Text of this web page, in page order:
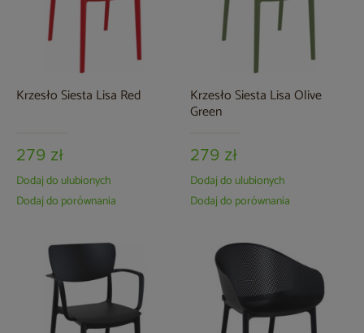
Krzesło Siesta Lisa Red
279 zł
Dodaj do ulubionych
Dodaj do porównania
Krzesło Siesta Lisa Olive
Green
279 zł
Dodaj do ulubionych
Dodaj do porównania